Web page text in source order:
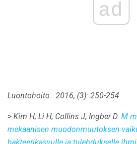
ad
Luontohoito . 2016, (3): 250-254
> Kim H, Li H, Collins J, Ingber D. M
mekaanisen muodonmuutoksen